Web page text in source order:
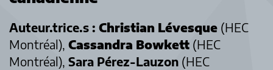
Auteur.trice.s : Christian Lévesque (HEC
Montréal), Cassandra Bowkett (HEC
Montréal), Sara Pérez-Lauzon (HEC